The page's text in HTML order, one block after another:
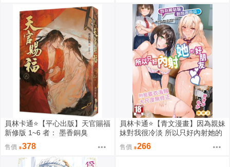
員林卡通⭐️【平心出版】天官賜福
新修版 1~6 者： 墨香銅臭
售價 378
員林卡通⭐️【青文漫畫】因為親妹
妹對我很冷淡 所以只好內射她的
好朋友（全） 作者： あきさかや
もか
售價 266